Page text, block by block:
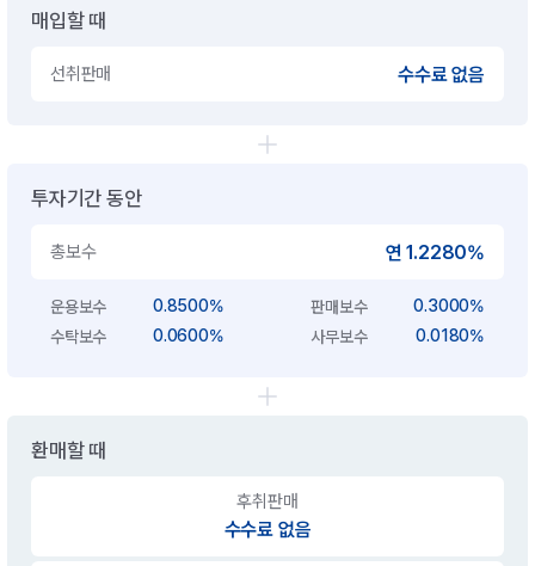
매입할 때
선취판매 수수료 없음
투자기간 동안
총보수 연 1.2280%
운용보수 0.8500% 판매보수
0.3000%
수탁보수
0.0600% 사무보수 0.0180%
환매할 때
후취판매
수수료 없음